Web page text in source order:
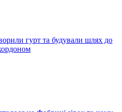
гурт та будували шлях до